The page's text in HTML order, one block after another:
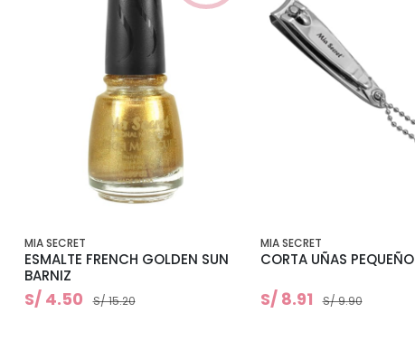
MIA SECRET
ESMALTE FRENCH GOLDEN SUN
BARNIZ
S/ 4.50 S/ 15.20
MIA SECRET
CORTA UÑAS PEQUEÑO
S/ 8.91 S/ 9.90